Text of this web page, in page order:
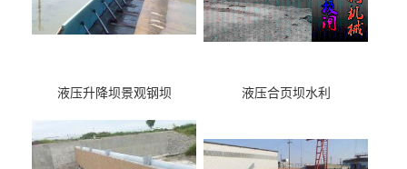
液压升降坝景观钢坝 液压合页坝水利